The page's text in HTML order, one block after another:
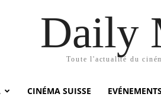
Daily
Toute l'actualité du
CINÉMA SUISSE EVÉNEMENTS